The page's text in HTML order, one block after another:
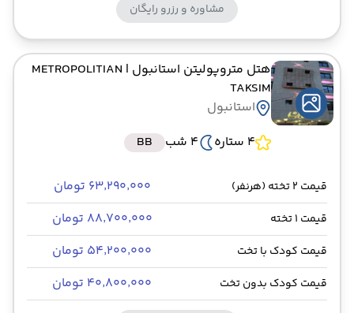
مشاوره و رزرو رایگان
هتل متروپولیتن استانبول | METROPOLITIAN
TAKSIM
استانبول
4 ستاره
4 شب BB
قیمت 2 تخته (هرنفر) ۶۳٬۲۹۰٬۰۰۰ تومان
قیمت 1 تخته ۸۸٬۷۰۰٬۰۰۰ تومان
قیمت کودک با تخت ۵۴٬۲۰۰٬۰۰۰ تومان
قیمت کودک بدون تخت ۴۰٬۸۰۰٬۰۰۰ تومان